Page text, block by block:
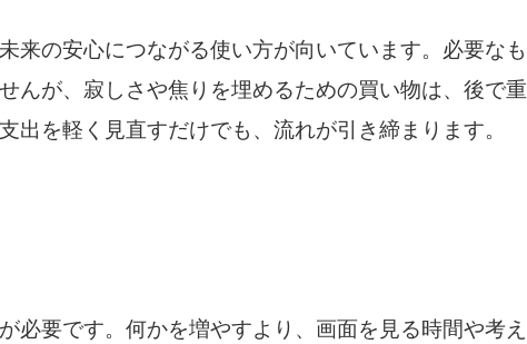
来の安心につながる使い方が向いています。必要なも
んが、寂しさや焦りを埋めるための買い物は、後で重
出を軽く見直すだけでも、流れが引き締まります。
必要です。何かを増やすより、画面を見る時間や考え